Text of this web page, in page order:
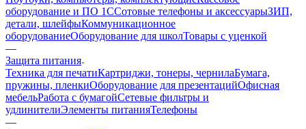
оборудование и ПО 1ССотовые телефоны и аксессуарыЗИП,
детали, шлейфыКоммуникационное
оборудованиеОборудование для школТовары с уценкой
—
Защита питания
Техника для печатиКартриджи, тонеры, чернилаБумага,
пружины, пленкиОборудование для презентацийОфисная
мебельРабота с бумагойСетевые фильтры и
удлинителиЭлементы питанияТелефоны
—